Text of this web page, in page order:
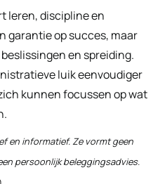
leren, discipline en
garantie op succes, maar
en spreiding.
luik eenvoudiger
kunnen focussen op wat
en informatief. Ze vormt geen
persoonlijk beleggingsadvies.